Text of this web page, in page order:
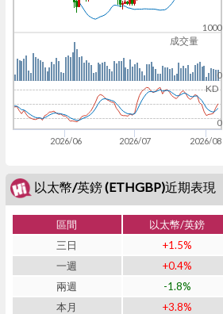
成交量
KD
2026/06 2026/07 2026/08
1000
0
0
以太幣/英鎊 (ETHGBP)近期表現
區間 以太幣/英鎊
三日
+1.5%
一週
+0.4%
兩週
-1.8%
本月
+3.8%